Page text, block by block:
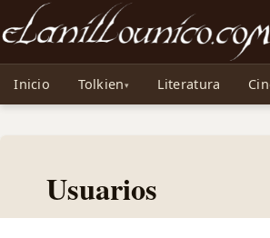
Noticias sobre Tolkien: El Señor de los Anillos, Los
Inicio Tolkien Literatura
Usuarios